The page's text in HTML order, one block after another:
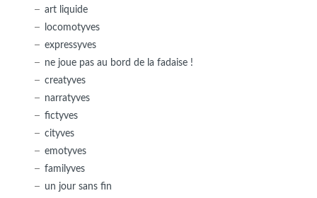
art liquide
locomotyves
expressyves
ne joue pas au bord de la fadaise !
creatyves
narratyves
fictyves
cityves
emotyves
familyves
un jour sans fin